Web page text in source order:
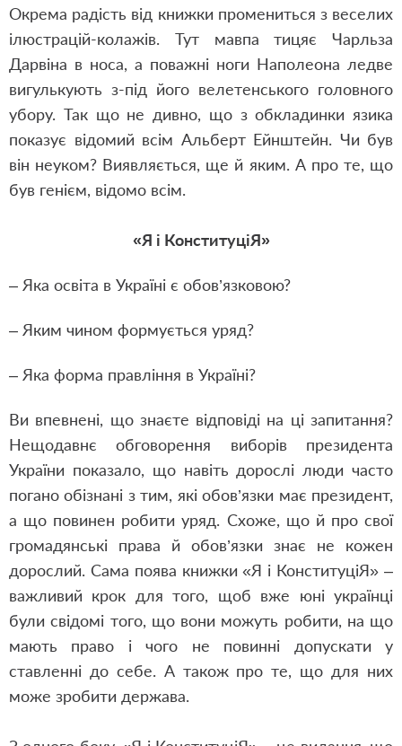
Окрема радість від книжки промениться з веселих
ілюстрацій-колажів. Тут мавпа тицяє Чарльза
Дарвіна в носа, а поважні ноги Наполеона ледве
вигулькують з-під його велетенського головного
убору. Так що не дивно, що з обкладинки язика
показує відомий всім Альберт Ейнштейн. Чи був
він неуком? Виявляється, ще й яким. А про те, що
був генієм, відомо всім.
«Я і КонституціЯ»
– Яка освіта в Україні є обов’язковою?
– Яким чином формується уряд?
– Яка форма правління в Україні?
Ви впевнені, що знаєте відповіді на ці запитання?
Нещодавнє обговорення виборів президента
України показало, що навіть дорослі люди часто
погано обізнані з тим, які обов’язки має президент,
а що повинен робити уряд. Схоже, що й про свої
громадянські права й обов’язки знає не кожен
дорослий. Сама поява книжки «Я і КонституціЯ» –
важливий крок для того, щоб вже юні українці
були свідомі того, що вони можуть робити, на що
мають право і чого не повинні допускати у
ставленні до себе. А також про те, що для них
може зробити держава.